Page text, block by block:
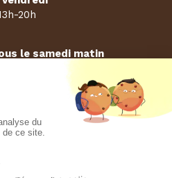
20h
le samedi matin
site par Simplébo
Syndicale de la Sophrologie